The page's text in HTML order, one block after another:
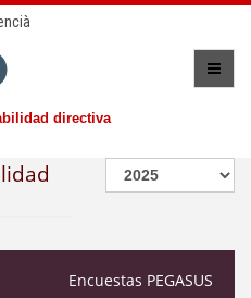
directiva
Encuestas PEGASUS